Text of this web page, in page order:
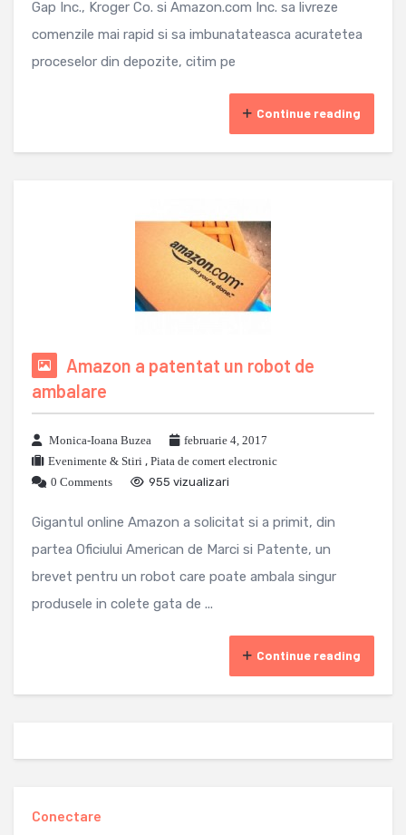
Gap Inc., Kroger Co. si Amazon.com Inc. sa livreze
comenzile mai rapid si sa imbunatateasca acuratetea
proceselor din depozite, citim pe
Continue reading
Amazon a patentat un robot de
ambalare
Monica-Ioana Buzea
februarie 4, 2017
Evenimente & Stiri , Piata de comert electronic
0 Comments
955 vizualizari
Gigantul online Amazon a solicitat si a primit, din
partea Oficiului American de Marci si Patente, un
brevet pentru un robot care poate ambala singur
produsele in colete gata de ...
Continue reading
Conectare